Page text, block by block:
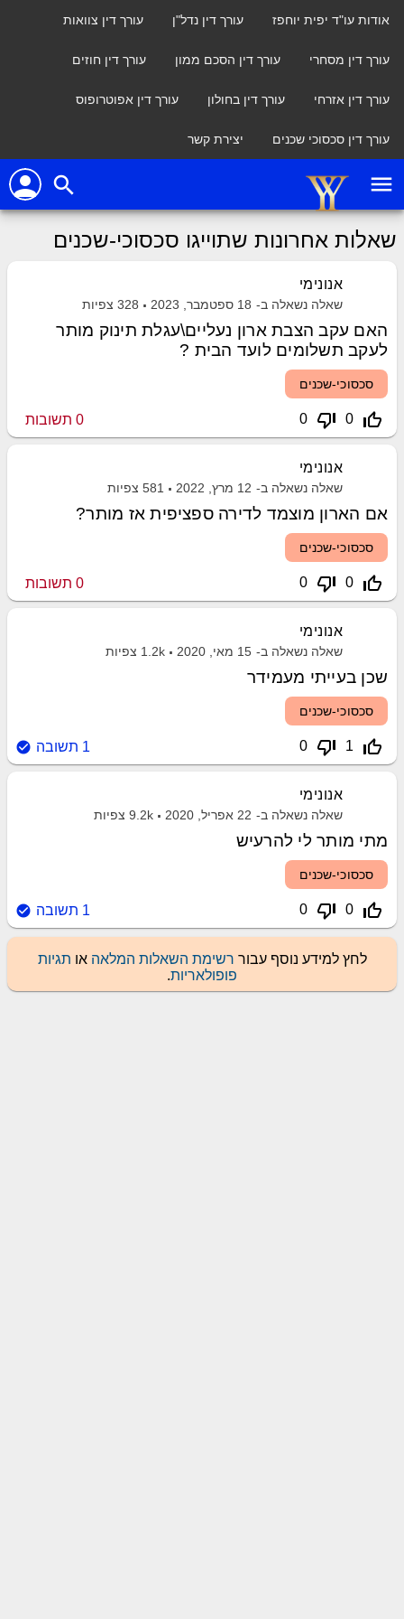
אודות עו"ד יפית יוחפז עורך דין נדל"ן עורך דין צוואות
עורך דין מסחרי עורך דין הסכם ממון עורך דין חוזים
עורך דין אזרחי עורך דין בחולון עורך דין אפוטרופוס
עורך דין סכסוכי שכנים יצירת קשר
menu
search
person
שאלות אחרונות שתוייגו סכסוכי-שכנים
אנונימי
שאלה נשאלה ב- 18 ספטמבר, 2023 328 צפיות
האם עקב הצבת ארון נעליים\עגלת תינוק מותר
לעקב תשלומים לועד הבית ?
סכסוכי-שכנים
thumb_up_off_alt
0
thumb_down_off_alt
0
0 תשובות
אנונימי
שאלה נשאלה ב- 12 מרץ, 2022 581 צפיות
אם הארון מוצמד לדירה ספציפית אז מותר?
סכסוכי-שכנים
thumb_up_off_alt
0
thumb_down_off_alt
0
0 תשובות
אנונימי
שאלה נשאלה ב- 15 מאי, 2020 1.2k צפיות
שכן בעייתי מעמידר
סכסוכי-שכנים
thumb_up_off_alt
1
thumb_down_off_alt
0
1 תשובה
אנונימי
שאלה נשאלה ב- 22 אפריל, 2020 9.2k צפיות
מתי מותר לי להרעיש
סכסוכי-שכנים
thumb_up_off_alt
0
thumb_down_off_alt
0
1 תשובה
לחץ למידע נוסף עבור רשימת השאלות המלאה או תגיות
פופולאריות.